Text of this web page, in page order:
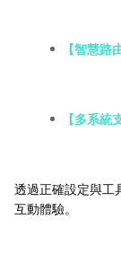
【智慧路
【多系統
透過正確設定與工
互動體驗。